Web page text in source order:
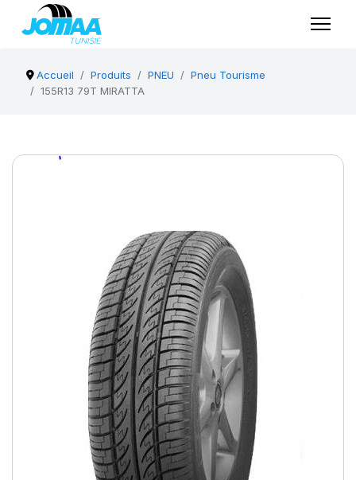
Accueil Produits PNEU
Pneu Tourisme
155R13 79T MIRATTA